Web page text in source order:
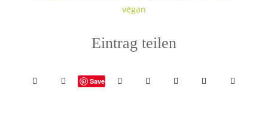
vegan
Eintrag teilen
Save